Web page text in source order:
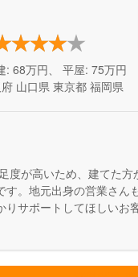
: 68万円、 平屋: 75万円
山口県 東京都 福岡県
度が高いため、建てた方
す。地元出身の営業さん
サポートしてほしいお